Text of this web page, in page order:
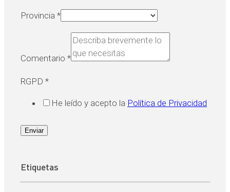
Provincia *
Comentario *
RGPD *
He leído y acepto la Política de Privacidad
Enviar
Etiquetas